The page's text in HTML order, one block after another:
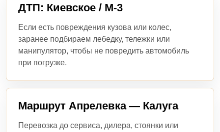
ДТП: Киевское / М-3
Если есть повреждения кузова или колес,
заранее подбираем лебедку, тележки или
манипулятор, чтобы не повредить автомобиль
при погрузке.
Маршрут Апрелевка — Калуга
Перевозка до сервиса, дилера, стоянки или